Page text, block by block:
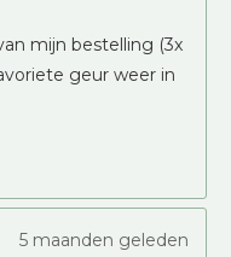
mijn bestelling (3x
geur weer in
5 maanden geleden